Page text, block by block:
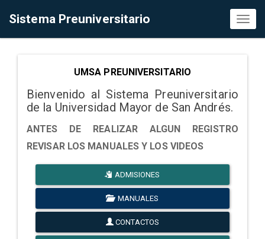
Sistema Preuniversitario
UMSA PREUNIVERSITARIO
Bienvenido al Sistema Preuniversitario
de la Universidad Mayor de San Andrés.
ANTES DE REALIZAR ALGUN REGISTRO
REVISAR LOS MANUALES Y LOS VIDEOS
ADMISIONES
MANUALES
CONTACTOS